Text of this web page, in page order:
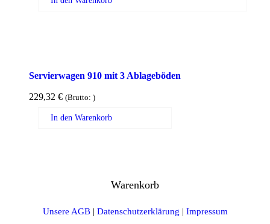
Servierwagen 910 mit 3 Ablageböden
229,32 € (Brutto: )
In den Warenkorb
Warenkorb
Unsere AGB| Datenschutzerklärung | Impressum